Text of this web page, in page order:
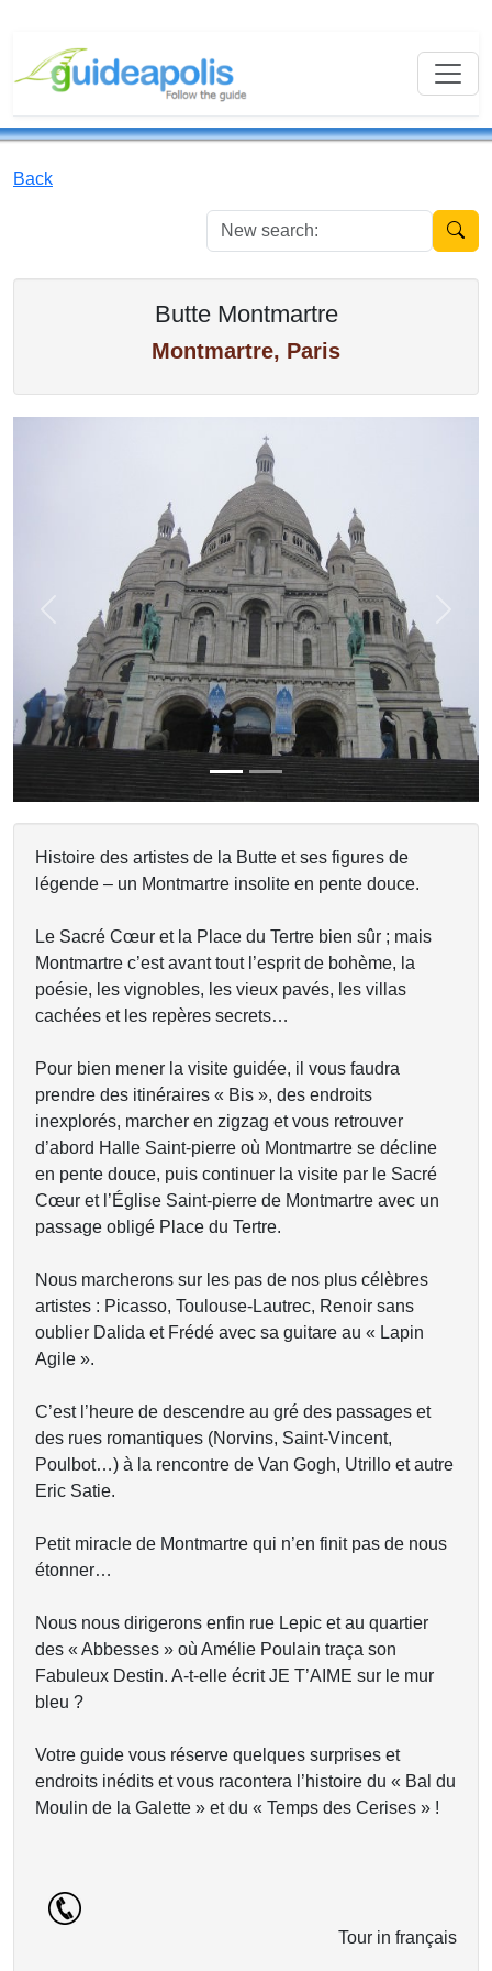
Back
New
Butte Montmartre
Montmartre, Paris
Previous
Histoire des artistes de la Butte et ses figures de
légende – un Montmartre insolite en pente douce.
Le Sacré Cœur et la Place du Tertre bien sûr ; mais
Montmartre c’est avant tout l’esprit de bohème, la
poésie, les vignobles, les vieux pavés, les villas
cachées et les repères secrets…
Pour bien mener la visite guidée, il vous faudra
prendre des itinéraires « Bis », des endroits
inexplorés, marcher en zigzag et vous retrouver
d’abord Halle Saint-pierre où Montmartre se décline
en pente douce, puis continuer la visite par le Sacré
Cœur et l’Église Saint-pierre de Montmartre avec un
passage obligé Place du Tertre.
Nous marcherons sur les pas de nos plus célèbres
artistes : Picasso, Toulouse-Lautrec, Renoir sans
oublier Dalida et Frédé avec sa guitare au « Lapin
Agile ».
C’est l’heure de descendre au gré des passages et
des rues romantiques (Norvins, Saint-Vincent,
Poulbot…) à la rencontre de Van Gogh, Utrillo et autre
Eric Satie.
Petit miracle de Montmartre qui n’en finit pas de nous
étonner…
Nous nous dirigerons enfin rue Lepic et au quartier
des « Abbesses » où Amélie Poulain traça son
Fabuleux Destin. A-t-elle écrit JE T’AIME sur le mur
bleu ?
Votre guide vous réserve quelques surprises et
endroits inédits et vous racontera l’histoire du « Bal du
Moulin de la Galette » et du « Temps des Cerises » !
Tour in français